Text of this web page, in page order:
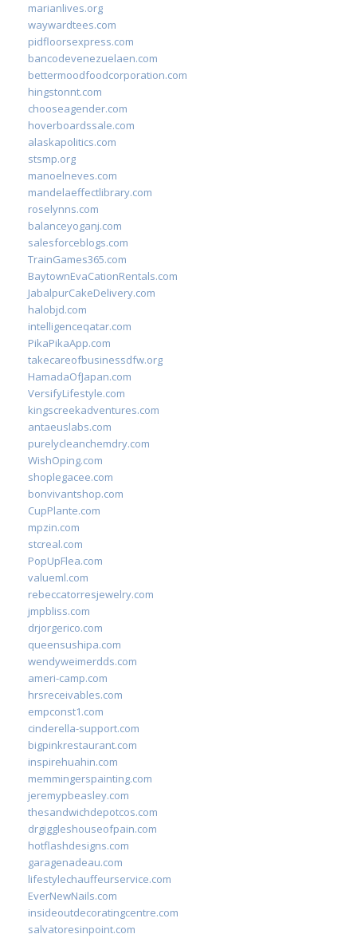
marianlives.org
waywardtees.com
pidfloorsexpress.com
bancodevenezuelaen.com
bettermoodfoodcorporation.com
hingstonnt.com
chooseagender.com
hoverboardssale.com
alaskapolitics.com
stsmp.org
manoelneves.com
mandelaeffectlibrary.com
roselynns.com
balanceyoganj.com
salesforceblogs.com
TrainGames365.com
BaytownEvaCationRentals.com
JabalpurCakeDelivery.com
halobjd.com
intelligenceqatar.com
PikaPikaApp.com
takecareofbusinessdfw.org
HamadaOfJapan.com
VersifyLifestyle.com
kingscreekadventures.com
antaeuslabs.com
purelycleanchemdry.com
WishOping.com
shoplegacee.com
bonvivantshop.com
CupPlante.com
mpzin.com
stcreal.com
PopUpFlea.com
valueml.com
rebeccatorresjewelry.com
jmpbliss.com
drjorgerico.com
queensushipa.com
wendyweimerdds.com
ameri-camp.com
hrsreceivables.com
empconst1.com
cinderella-support.com
bigpinkrestaurant.com
inspirehuahin.com
memmingerspainting.com
jeremypbeasley.com
thesandwichdepotcos.com
drgiggleshouseofpain.com
hotflashdesigns.com
garagenadeau.com
lifestylechauffeurservice.com
EverNewNails.com
insideoutdecoratingcentre.com
salvatoresinpoint.com